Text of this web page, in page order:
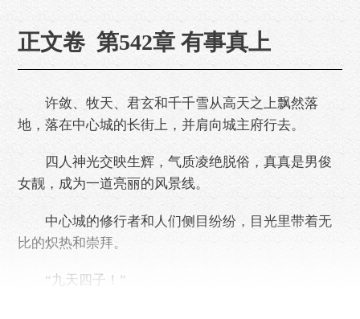
正文卷 第542章 有事真上
许敛、牧天、君玄和千千雪从高天之上飘然落
地，落在中心城的长街上，并肩向城主府行去。
四人神光交映生辉，气质凌绝脱俗，真真是男俊
女靓，成为一道亮丽的风景线。
中心城的修行者和人们侧目纷纷，目光里带着无
比的炽热和崇拜。
“九天四子！”